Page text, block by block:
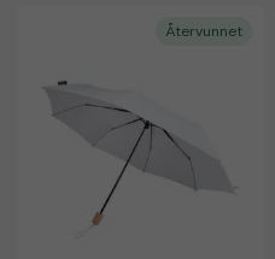
Återvunnet